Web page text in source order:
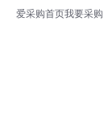
爱采购首页我要采购